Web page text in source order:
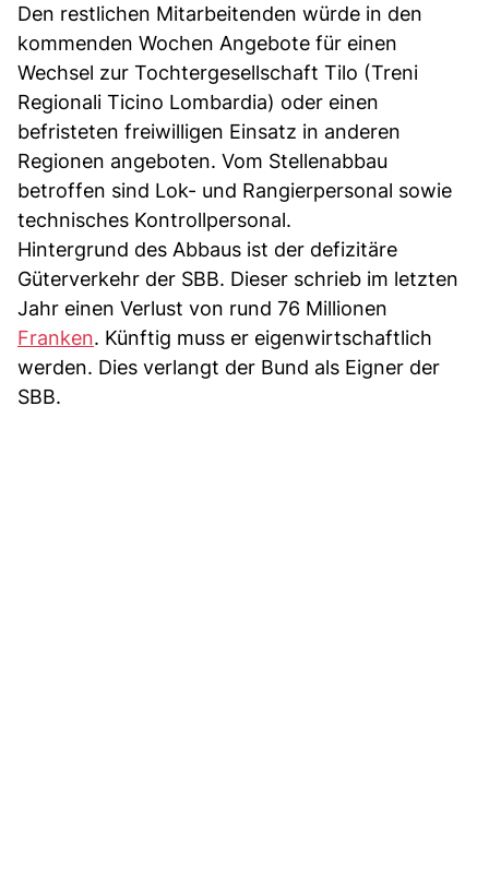
Den restlichen Mitarbeitenden würde in den
kommenden Wochen Angebote für einen
Wechsel zur Tochtergesellschaft Tilo (Treni
Regionali Ticino Lombardia) oder einen
befristeten freiwilligen Einsatz in anderen
Regionen angeboten. Vom Stellenabbau
betroffen sind Lok- und Rangierpersonal sowie
technisches Kontrollpersonal.
Hintergrund des Abbaus ist der defizitäre
Güterverkehr der SBB. Dieser schrieb im letzten
Jahr einen Verlust von rund 76 Millionen
Franken. Künftig muss er eigenwirtschaftlich
werden. Dies verlangt der Bund als Eigner der
SBB.